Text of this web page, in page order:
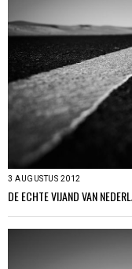
3 AUGUSTUS 2012
DE ECHTE VIJAND VAN